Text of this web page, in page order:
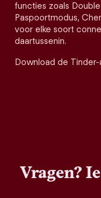
functies zoals
Paspoortmodus,
voor elke soort
daartussenin.
Download de
Vragen?